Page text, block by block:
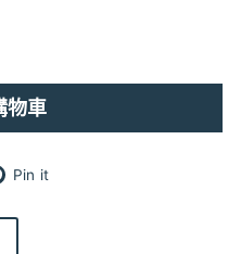
物車
Pin it